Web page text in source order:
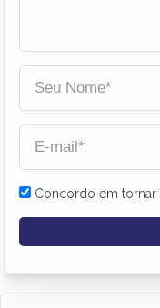
Concordo em